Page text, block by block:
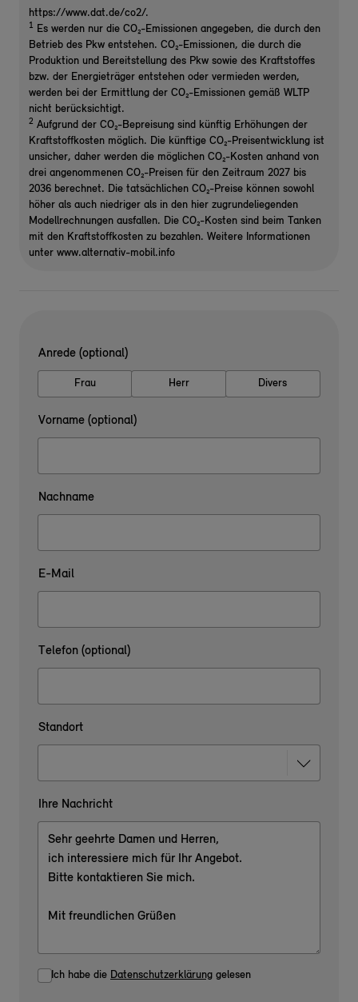
https://www.dat.de/co2/.
1 Es werden nur die CO₂-Emissionen angegeben, die durch den
Betrieb des Pkw entstehen. CO₂-Emissionen, die durch die
Produktion und Bereitstellung des Pkw sowie des Kraftstoffes
bzw. der Energieträger entstehen oder vermieden werden,
werden bei der Ermittlung der CO₂-Emissionen gemäß WLTP
nicht berücksichtigt.
2 Aufgrund der CO₂-Bepreisung sind künftig Erhöhungen der
Kraftstoffkosten möglich. Die künftige CO₂-Preisentwicklung ist
unsicher, daher werden die möglichen CO₂-Kosten anhand von
drei angenommenen CO₂-Preisen für den Zeitraum 2027 bis
2036 berechnet. Die tatsächlichen CO₂-Preise können sowohl
höher als auch niedriger als in den hier zugrundeliegenden
Modellrechnungen ausfallen. Die CO₂-Kosten sind beim Tanken
mit den Kraftstoffkosten zu bezahlen. Weitere Informationen
unter www.alternativ-mobil.info
Anrede (optional)
Frau Herr Divers
Vorname (optional)
Nachname
E-Mail
Telefon (optional)
Standort
Ihre Nachricht
Ich habe die Datenschutzerklärung gelesen